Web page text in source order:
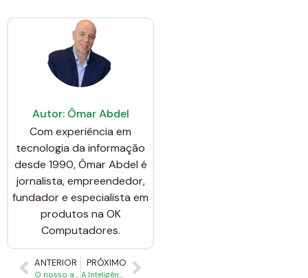
Autor: Ômar Abdel
Com experiência em
tecnologia da informação
desde 1990, Ômar Abdel é
jornalista, empreendedor,
fundador e especialista em
produtos na OK
Computadores.
ANTERIOR PRÓXIMO